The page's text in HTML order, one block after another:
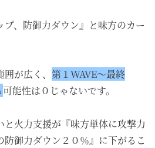
、防御力ダウン』と味方のカー
が広く、 第１WAVE～最終
可能性は０じゃないです。
火力支援が『味方単体に攻撃力
防御力ダウン２０％』に下がるこ